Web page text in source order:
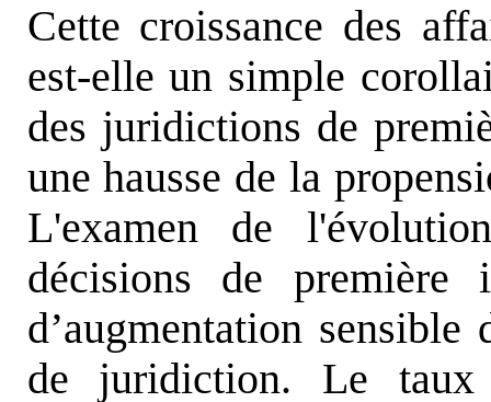
Cette croissance des
est-elle un simple
des juridictions de
une hausse de la
L'examen de
décisions de première
d’augmentation
de juridiction. Le taux